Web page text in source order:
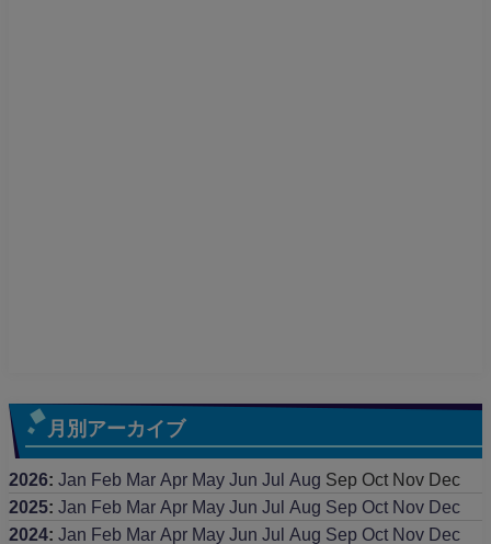
月別アーカイブ
2026: Jan Feb Mar Apr May Jun Jul Aug Sep Oct Nov Dec
2025: Jan Feb Mar Apr May Jun Jul Aug Sep Oct Nov Dec
2024: Jan Feb Mar Apr May Jun Jul Aug Sep Oct Nov Dec